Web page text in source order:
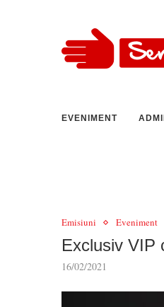
EVENIMENT
Emisiuni Eveniment
Exclusiv VIP
16/02/2021